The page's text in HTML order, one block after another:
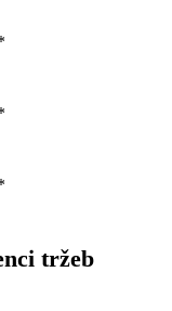
tržeb